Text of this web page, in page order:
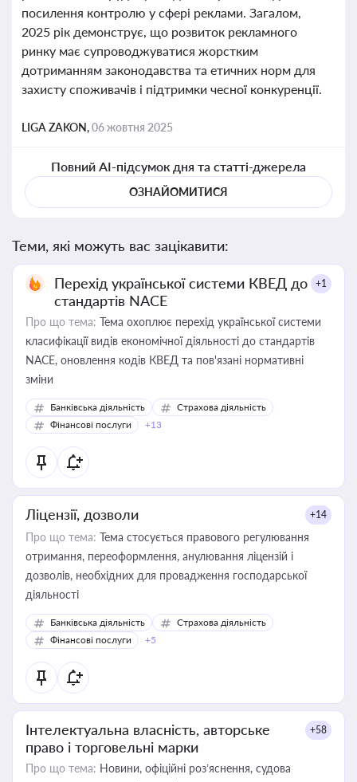
посилення контролю у сфері реклами. Загалом,
2025 рік демонструє, що розвиток рекламного
ринку має супроводжуватися жорстким
дотриманням законодавства та етичних норм для
захисту споживачів і підтримки чесної конкуренції.
LIGA ZAKON,06 жовтня 2025
Повний AI-підсумок дня та статті-джерела
ОЗНАЙОМИТИСЯ
Теми, які можуть вас зацікавити:
Перехід української системи КВЕД до
стандартів NACE
+1
Про що тема: Тема охоплює перехід української системи
класифікації видів економічної діяльності до стандартів
NACE, оновлення кодів КВЕД та пов'язані нормативні
зміни
Банківська діяльність
Страхова діяльність
Фінансові послуги
+13
Ліцензії, дозволи +14
Про що тема: Тема стосується правового регулювання
отримання, переоформлення, анулювання ліцензій і
дозволів, необхідних для провадження господарської
діяльності
Банківська діяльність
Страхова діяльність
Фінансові послуги
+5
Інтелектуальна власність, авторське
право і торговельні марки
+58
Про що тема: Новини, офіційні роз’яснення, судова